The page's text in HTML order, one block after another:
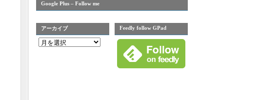
Google Plus – Follow me
アーカイブ Feedly follow GPad